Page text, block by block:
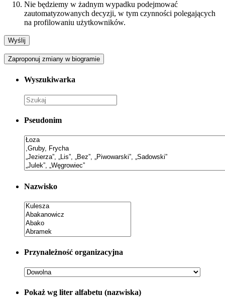
Nie będziemy w żadnym wypadku podejmować
zautomatyzowanych decyzji, w tym czynności polegających
na profilowaniu użytkowników.
Zaproponuj zmiany w biogramie
Wyszukiwarka
Pseudonim
Nazwisko
Przynależność organizacyjna
Pokaż wg liter alfabetu (nazwiska)